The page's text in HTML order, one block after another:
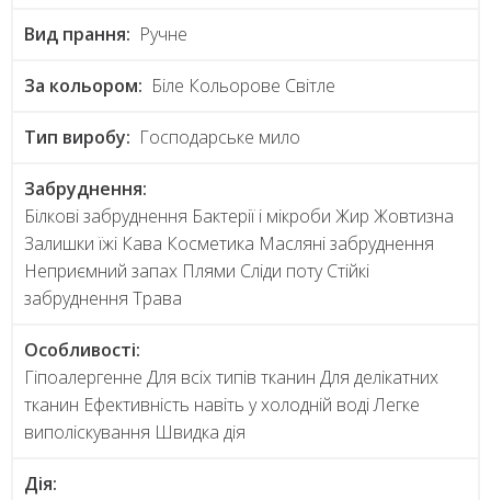
Вид прання: Ручне
За кольором: Біле Кольорове Світле
Тип виробу: Господарське мило
Забруднення:
Білкові забруднення Бактерії і мікроби Жир Жовтизна
Залишки їжі Кава Косметика Масляні забруднення
Неприємний запах Плями Сліди поту Стійкі
забруднення Трава
Особливості:
Гіпоалергенне Для всіх типів тканин Для делікатних
тканин Ефективність навіть у холодній воді Легке
виполіскування Швидка дія
Дія: